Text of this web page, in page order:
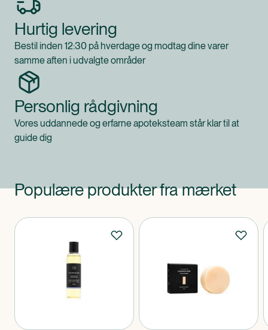
Hurtig levering
Bestil inden 12:30 på hverdage og modtag dine varer
samme aften i udvalgte områder
Personlig rådgivning
Vores uddannede og erfarne apoteksteam står klar til at
guide dig
Populære produkter fra mærket
Produkter